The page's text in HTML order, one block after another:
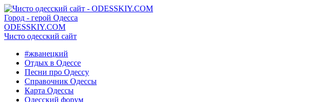
Город - герой Одесса
ODESSKIY.COM
Чисто одесский сайт
#жванецкий
Отдых в Одессе
Песни про Одессу
Справочник Одессы
Карта Одессы
Одесский форум